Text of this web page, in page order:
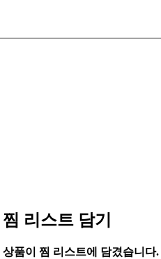
찜 리스트 담기
상품이 찜 리스트에 담겼습니다.